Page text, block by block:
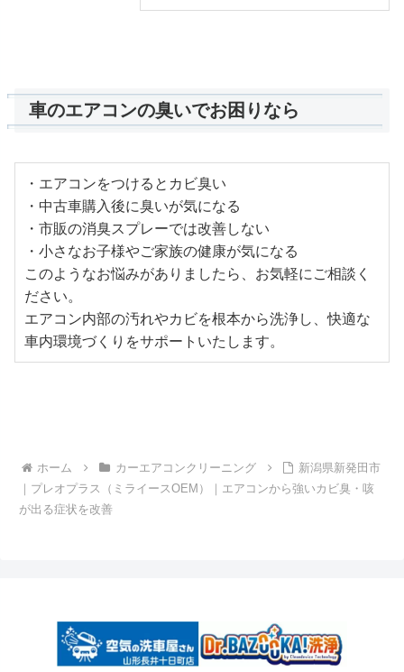
車のエアコンの臭いでお困りなら
・エアコンをつけるとカビ臭い
・中古車購入後に臭いが気になる
・市販の消臭スプレーでは改善しない
・小さなお子様やご家族の健康が気になる
このようなお悩みがありましたら、お気軽にご相談く
ださい。
エアコン内部の汚れやカビを根本から洗浄し、快適な
車内環境づくりをサポートいたします。
ホーム カーエアコンクリーニング
新潟県新発田市
｜プレオプラス（ミライースOEM）｜エアコンから強いカビ臭・咳
が出る症状を改善